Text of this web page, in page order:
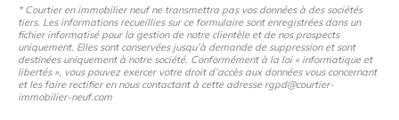
* Courtier en immobilier neuf ne transmettra pas vos données à des sociétés
tiers. Les informations recueillies sur ce formulaire sont enregistrées dans un
fichier informatisé pour la gestion de notre clientèle et de nos prospects
uniquement. Elles sont conservées jusqu’à demande de suppression et sont
destinées uniquement à notre société. Conformément à la loi « informatique et
libertés », vous pouvez exercer votre droit d’accès aux données vous concernant
et les faire rectifier en nous contactant à cette adresse rgpd@courtier-
immobilier-neuf.com